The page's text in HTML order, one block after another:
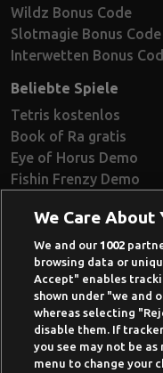
Wildz Bonus Code
Slotmagie Bonus Code
Interwetten Bonus
Beliebte Spiele
Tetris kostenlos
Book of Ra gratis
Eye of Horus Demo
Fishin Frenzy Demo
Book of Dead Demo
Razor Shark Demo
Beste Online Casinos
Online Casino Demo
Casino Bonus ohne
50 Freispiele für 1
We Care About
We and our1002
browsing data or
Accept" enables
shown under "we and
whereas selecting
disable them. If
you see may not be
menu to change your